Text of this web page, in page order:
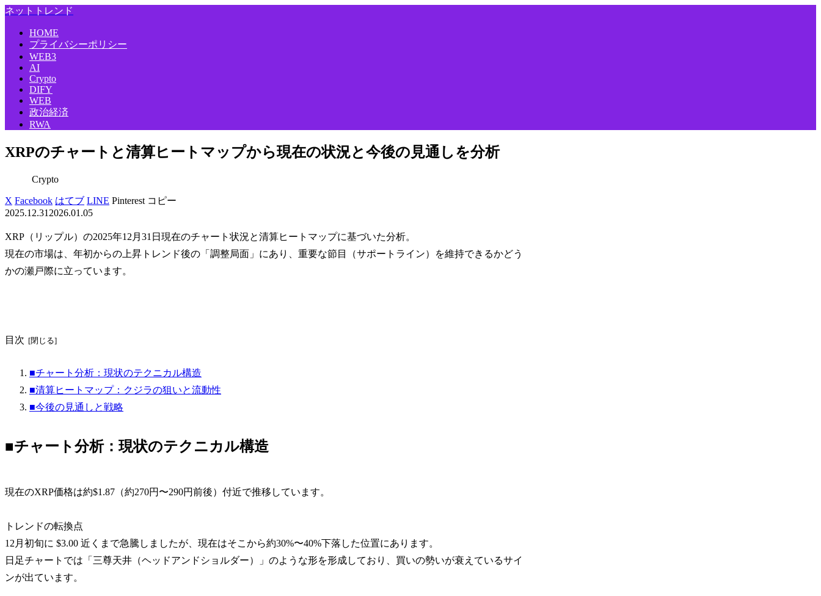
ネットトレンド
HOME
プライバシーポリシー
WEB3
AI
Crypto
DIFY
WEB
政治経済
RWA
XRPのチャートと清算ヒートマップから現在の状況と今後の見通しを分析
Crypto
X Facebook はてブ LINE Pinterest コピー
2025.12.31 2026.01.05
XRP（リップル）の2025年12月31日現在のチャート状況と清算ヒートマップに基づいた分析。
現在の市場は、年初からの上昇トレンド後の「調整局面」にあり、重要な節目（サポートライン）を維持できるかどう
かの瀬戸際に立っています。
目次
■チャート分析：現状のテクニカル構造
■清算ヒートマップ：クジラの狙いと流動性
■今後の見通しと戦略
■チャート分析：現状のテクニカル構造
現在のXRP価格は約$1.87（約270円〜290円前後）付近で推移しています。
トレンドの転換点
12月初旬に $3.00 近くまで急騰しましたが、現在はそこから約30%〜40%下落した位置にあります。
日足チャートでは「三尊天井（ヘッドアンドショルダー）」のような形を形成しており、買いの勢いが衰えているサイ
ンが出ています。